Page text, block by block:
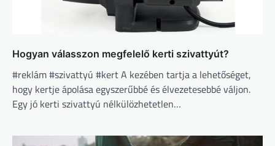
Hogyan válasszon megfelelő kerti szivattyút?
#reklám #szivattyú #kert A kezében tartja a lehetőséget,
hogy kertje ápolása egyszerűbbé és élvezetesebbé váljon.
Egy jó kerti szivattyú nélkülözhetetlen…